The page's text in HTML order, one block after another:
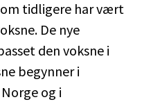
tidligere har vært
De nye
den voksne i
begynner i
og i